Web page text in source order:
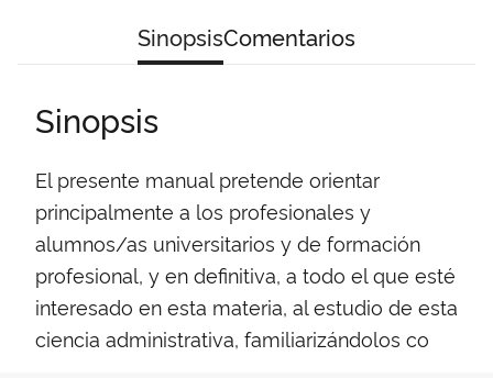
SinopsisComentarios
Sinopsis
El presente manual pretende orientar
principalmente a los profesionales y
alumnos/as universitarios y de formación
profesional, y en definitiva, a todo el que esté
interesado en esta materia, al estudio de esta
ciencia administrativa, familiarizándolos co